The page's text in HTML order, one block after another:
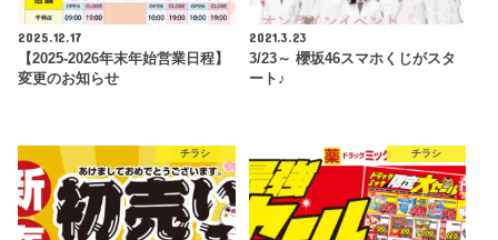
2025.12.17
【2025-2026年末年始営業日程】
変更のお知らせ
2021.3.23
3/23～ 櫻坂46スマホくじがスタ
ート♪
チラシ チラシ